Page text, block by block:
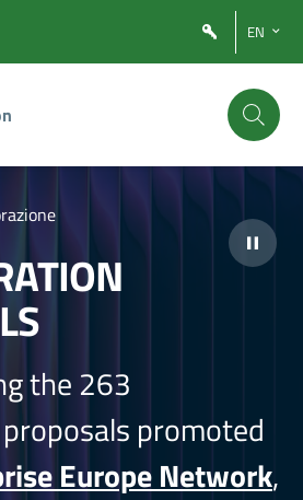
EN
the 263
promoted
Europe Network,